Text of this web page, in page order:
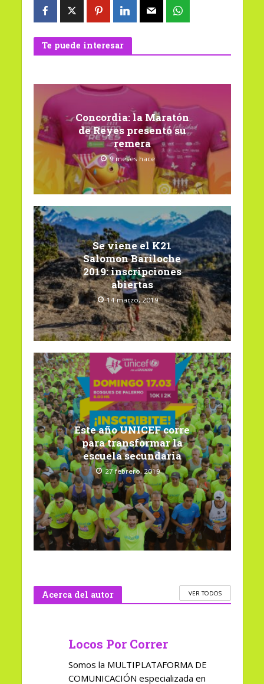
Te puede interesar
Concordia: la Maratón
de Reyes presentó su
remera
9 meses hace
Se viene el K21
Salomon Bariloche
2019: inscripciones
abiertas
14 marzo, 2019
Este año UNICEF corre
para transformar la
escuela secundaria
27 febrero, 2019
Acerca del autor VER TODOS
Locos Por Correr
Somos la MULTIPLATAFORMA DE
COMUNICACIÓN especializada en